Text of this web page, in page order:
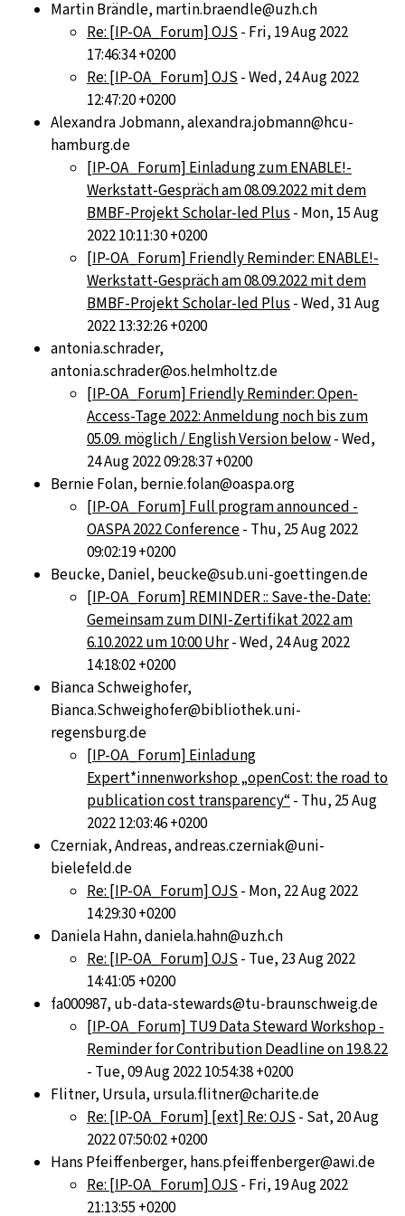
Martin Brändle, martin.braendle@uzh.ch
Re: [IP-OA_Forum] OJS - Fri, 19 Aug 2022
17:46:34 +0200
Re: [IP-OA_Forum] OJS - Wed, 24 Aug 2022
12:47:20 +0200
Alexandra Jobmann, alexandra.jobmann@hcu-
hamburg.de
[IP-OA_Forum] Einladung zum ENABLE!-
Werkstatt-Gespräch am 08.09.2022 mit dem
BMBF-Projekt Scholar-led Plus - Mon, 15 Aug
2022 10:11:30 +0200
[IP-OA_Forum] Friendly Reminder: ENABLE!-
Werkstatt-Gespräch am 08.09.2022 mit dem
BMBF-Projekt Scholar-led Plus - Wed, 31 Aug
2022 13:32:26 +0200
antonia.schrader,
antonia.schrader@os.helmholtz.de
[IP-OA_Forum] Friendly Reminder: Open-
Access-Tage 2022: Anmeldung noch bis zum
05.09. möglich / English Version below- Wed,
24 Aug 2022 09:28:37 +0200
Bernie Folan, bernie.folan@oaspa.org
[IP-OA_Forum] Full program announced -
OASPA 2022 Conference- Thu, 25 Aug 2022
09:02:19 +0200
Beucke, Daniel, beucke@sub.uni-goettingen.de
[IP-OA_Forum] REMINDER :: Save-the-Date:
Gemeinsam zum DINI-Zertifikat 2022 am
6.10.2022 um 10:00 Uhr- Wed, 24 Aug 2022
14:18:02 +0200
Bianca Schweighofer,
Bianca.Schweighofer@bibliothek.uni-
regensburg.de
[IP-OA_Forum] Einladung
Expert*innenworkshop „openCost: the road to
publication cost transparency“- Thu, 25 Aug
2022 12:03:46 +0200
Czerniak, Andreas, andreas.czerniak@uni-
bielefeld.de
Re: [IP-OA_Forum] OJS - Mon, 22 Aug 2022
14:29:30 +0200
Daniela Hahn, daniela.hahn@uzh.ch
Re: [IP-OA_Forum] OJS - Tue, 23 Aug 2022
14:41:05 +0200
fa000987, ub-data-stewards@tu-braunschweig.de
[IP-OA_Forum] TU9 Data Steward Workshop -
Reminder for Contribution Deadline on 19.8.22
- Tue, 09 Aug 2022 10:54:38 +0200
Flitner, Ursula, ursula.flitner@charite.de
Re: [IP-OA_Forum] [ext] Re: OJS - Sat, 20 Aug
2022 07:50:02 +0200
Hans Pfeiffenberger, hans.pfeiffenberger@awi.de
Re: [IP-OA_Forum] OJS - Fri, 19 Aug 2022
21:13:55 +0200